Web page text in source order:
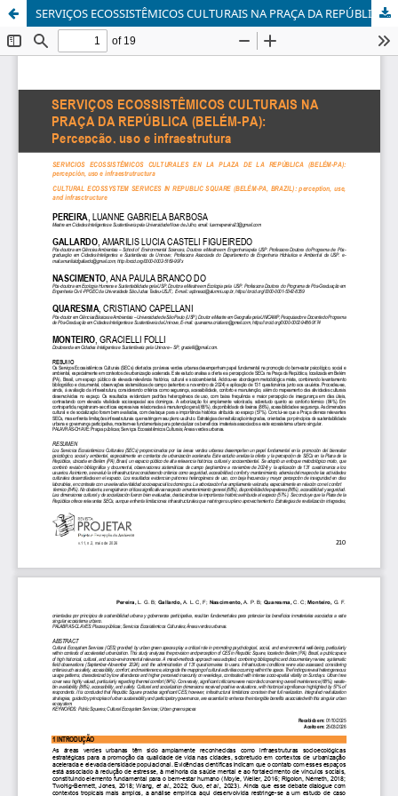
SERVIÇOS ECOSSISTÊMICOS CULTURAIS NA PRAÇA DA REPÚBLICA (BELÉM-PA)